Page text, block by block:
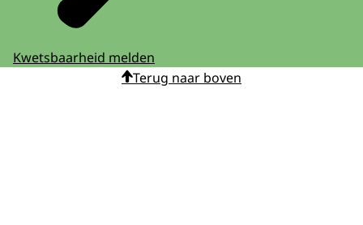
Kwetsbaarheid melden
Terug naar boven